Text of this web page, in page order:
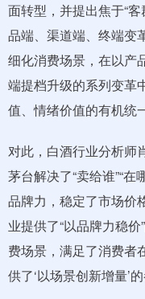
面转型，并提出焦于“
品端、渠道端、终端变
细化消费场景，在以产
端提档升级的系列变革
值、情绪价值的有机统一
对此，白酒行业分析师
茅台解决了“卖给谁”“在
品牌力，稳定了市场价
业提供了“以品牌力稳
费场景，满足了消费者
供了‘以场景创新增量’的